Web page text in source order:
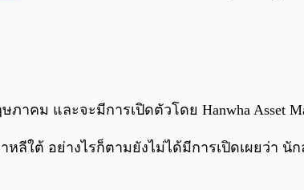
คม และจะมีการเปิดตัวโดย Hanwha Asset
ใต้ อย่างไรก็ตามยังไม่ได้มีการเปิดเผยว่า